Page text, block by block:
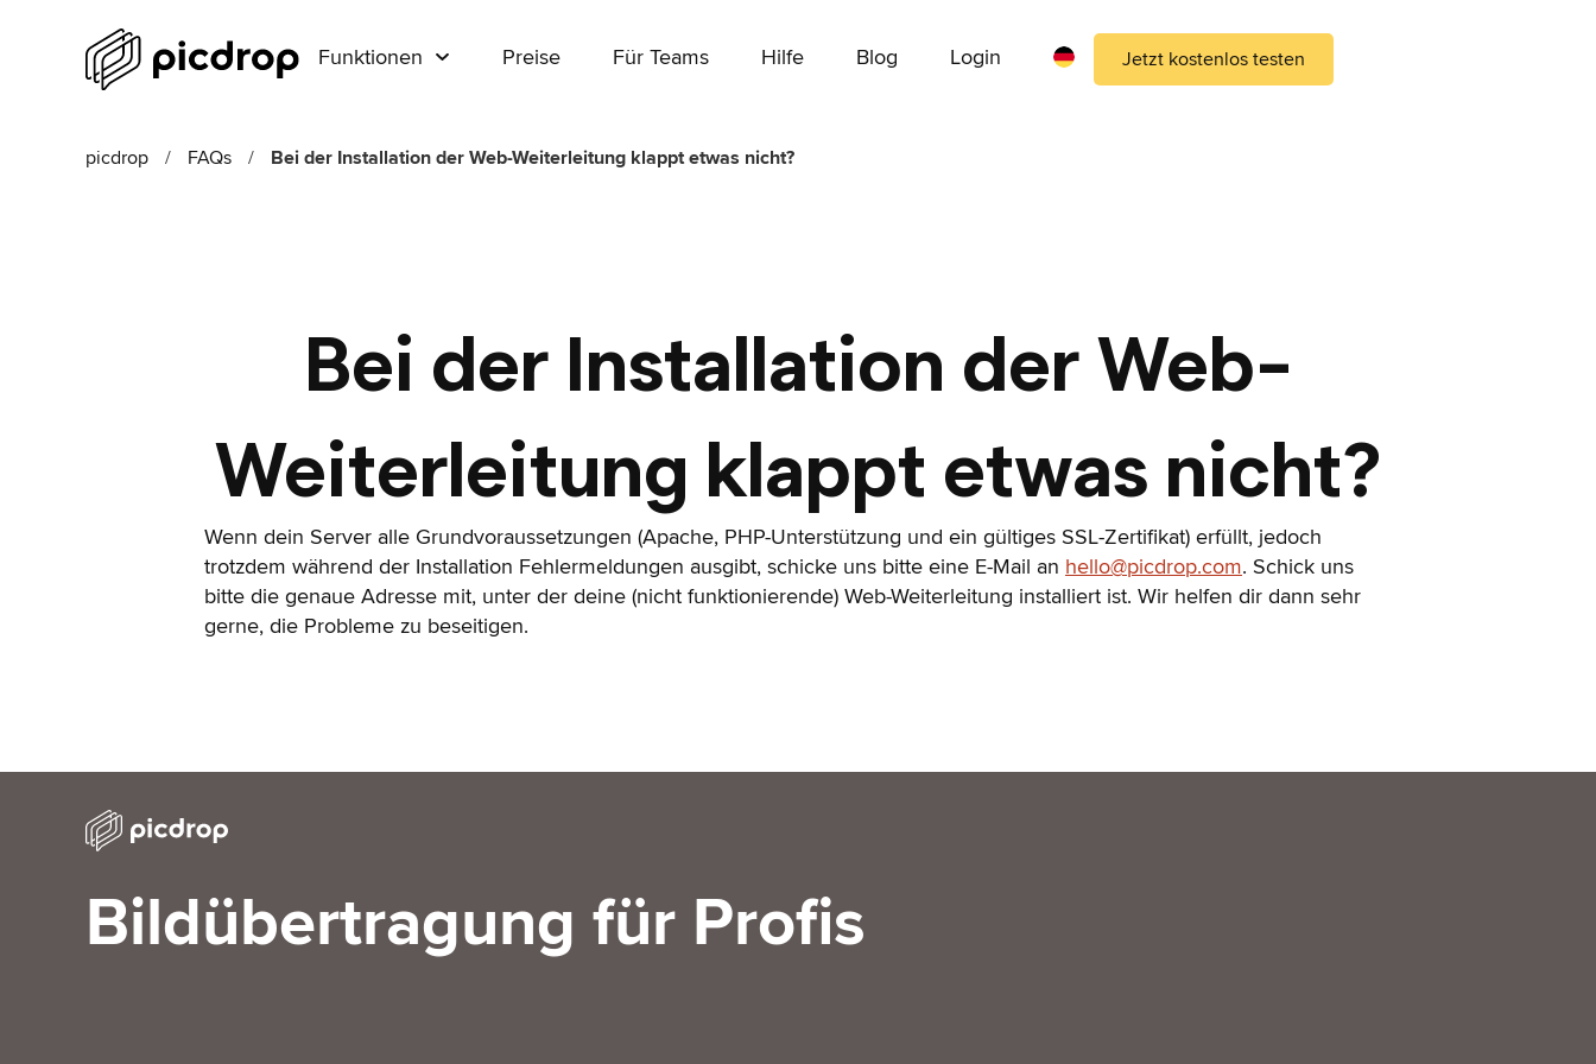
Funktionen Preise Für Teams Hilfe Blog Login Jetzt kostenlos testen
picdrop / FAQs / Bei der Installation der Web-Weiterleitung klappt etwas nicht?
Bei der Installation der Web-
Weiterleitung klappt etwas nicht?
Wenn dein Server alle Grundvoraussetzungen (Apache, PHP-Unterstützung und ein gültiges SSL-Zertifikat) erfüllt, jedoch
trotzdem während der Installation Fehlermeldungen ausgibt, schicke uns bitte eine E-Mail an hello@picdrop.com. Schick uns
bitte die genaue Adresse mit, unter der deine (nicht funktionierende) Web-Weiterleitung installiert ist. Wir helfen dir dann sehr
gerne, die Probleme zu beseitigen.
Bildübertragung für Profis